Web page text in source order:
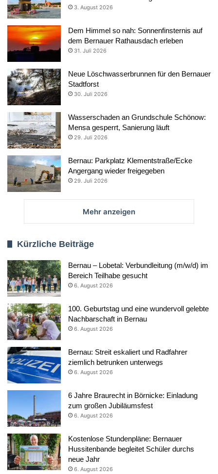
3. August 2026
Dem Himmel so nah: Sonnenfinsternis auf
dem Bernauer Rathausdach erleben
31. Juli 2026
Neue Löschwasserbrunnen für den Bernauer
Stadtforst
30. Juli 2026
Wasserschaden an Grundschule Schönow:
Mensa gesperrt, Sanierung läuft
29. Juli 2026
Bernau: Parkplatz Klementstraße/Ecke
Angergang wieder freigegeben
29. Juli 2026
Mehr anzeigen
Kürzliche Beiträge
Bernau – Lobetal: Verbundleitung (m/w/d) im
Bereich Teilhabe gesucht
6. August 2026
100. Geburtstag und eine wundervoll gelebte
Nachbarschaft in Bernau
6. August 2026
Bernau: Streit eskaliert und Radfahrer
ziemlich betrunken unterwegs
6. August 2026
6 Jahre Braurecht in Börnicke: Einladung
zum großen Jubiläumsfest
6. August 2026
Kostenlose Stundenpläne: Bernauer
Hussitenbande begleitet Schüler durchs
neue Jahr
6. August 2026